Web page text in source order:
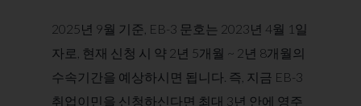
2025년 9월 기준, EB-3 문호는 2023년 4월 1일
자로, 현재 신청 시 약 2년 5개월 ~ 2년 8개월의
수속기간을 예상하시면 됩니다. 즉, 지금 EB-3
취업이민을 신청하신다면 최대 3년 안에 영주